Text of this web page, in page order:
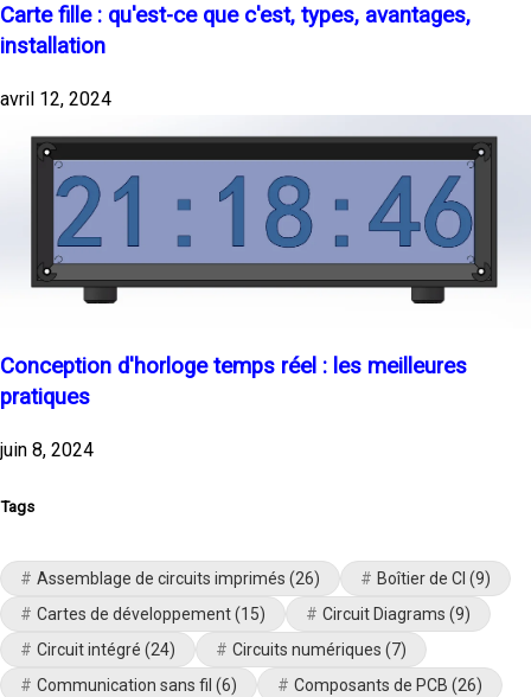
Carte fille : qu'est-ce que c'est, types, avantages,
installation
avril 12, 2024
Conception d'horloge temps réel : les meilleures
pratiques
juin 8, 2024
Tags
Assemblage de circuits imprimés (26) Boîtier de CI (9)
Cartes de développement(15) Circuit Diagrams (9)
Circuit intégré (24) Circuits numériques (7)
Communication sans fil (6) Composants de PCB (26)